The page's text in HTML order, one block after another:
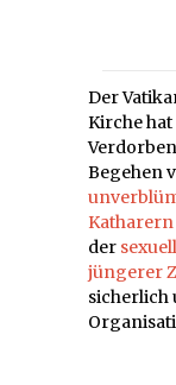
Der
Kirche
Begehen
Katharern
der
jüngerer
sicherlich